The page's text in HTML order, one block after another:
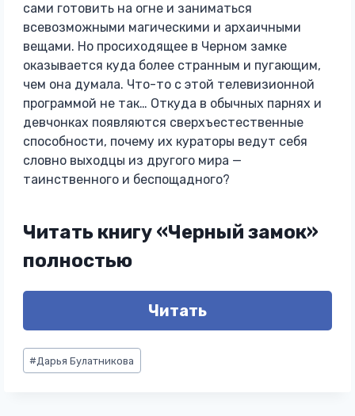
сами готовить на огне и заниматься
всевозможными магическими и архаичными
вещами. Но просиходящее в Черном замке
оказывается куда более странным и пугающим,
чем она думала. Что-то с этой телевизионной
программой не так… Откуда в обычных парнях и
девчонках появляются сверхъестественные
способности, почему их кураторы ведут себя
словно выходцы из другого мира —
таинственного и беспощадного?
Читать книгу «Черный замок»
полностью
Читать
Метки
записи:
#Дарья Булатникова